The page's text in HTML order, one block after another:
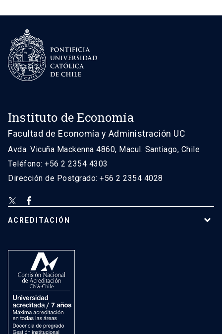
Instituto de Economía
Facultad de Economía y Administración UC
Avda. Vicuña Mackenna 4860, Macul. Santiago, Chile
Teléfono: +56 2 2354 4303
Dirección de Postgrado: +56 2 2354 4028
ACREDITACIÓN